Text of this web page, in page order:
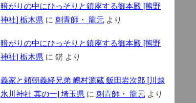
暗がりの中にひっそりと鎮座する御本殿 [熊野
神社] 栃木県 に 刺青師・ 龍元 より
暗がりの中にひっそりと鎮座する御本殿 [熊野
神社] 栃木県 に 錺 より
義家と頼朝義経兄弟 嶋村源蔵 飯田岩次郎 [川越
氷川神社 其の一] 埼玉県 に 刺青師・ 龍元 より